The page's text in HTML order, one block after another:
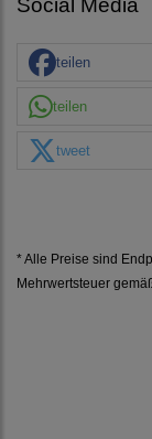
Social Media
teilen
teilen
tweet
* Alle Preise sind
Mehrwertsteuer